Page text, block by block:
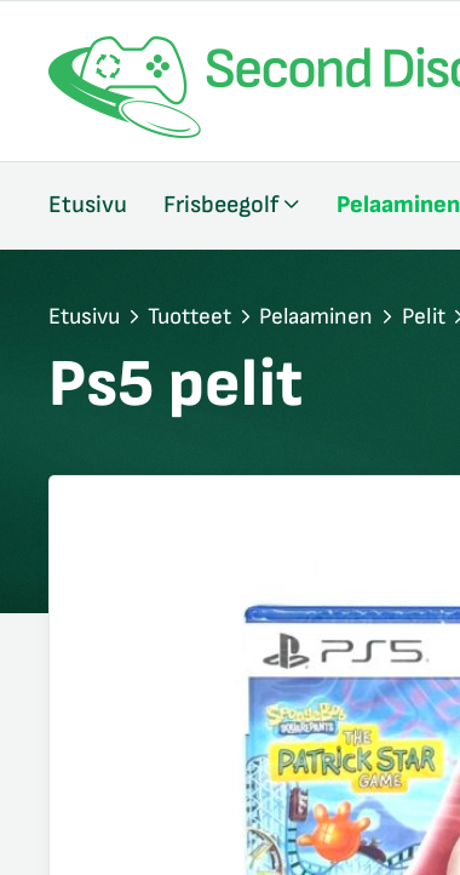
Etusivu Frisbeegolf Pelaaminen
Etusivu Tuotteet Pelaaminen Pelit
Ps5 pelit
sulje
sulje
sulje